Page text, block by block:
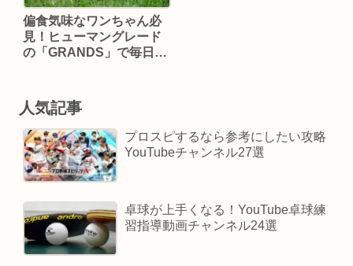
偏食気味なワンちゃん必
見！ヒューマングレード
の「GRANDS」で毎日の
人気記事
プロスピするなら参考にしたい攻略
YouTubeチャンネル27選
卓球が上手くなる！YouTube卓球練
習指導動画チャンネル24選